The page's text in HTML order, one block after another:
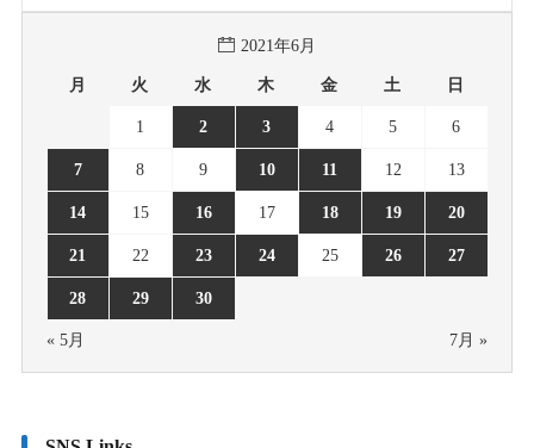
2021年6月
月 火 水 木 金 土 日
1 2 3 4 5 6
7 8 9 10 11 12 13
14 15 16 17 18 19 20
21 22 23 24 25 26 27
28 29 30
« 5月 7月 »